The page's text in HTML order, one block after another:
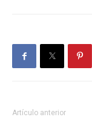
Artículo anterior